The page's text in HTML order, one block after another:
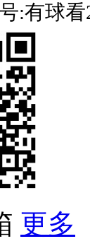
:有球
更多